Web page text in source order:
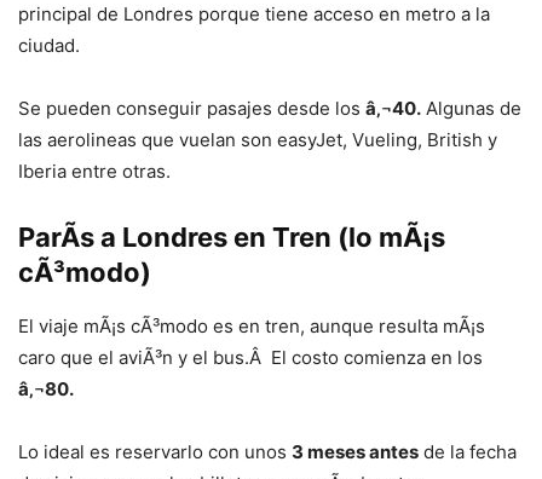
principal de Londres porque tiene acceso en metro a la
ciudad.
Se pueden conseguir pasajes desde los â‚¬40. Algunas de
las aerolineas que vuelan son easyJet, Vueling, British y
Iberia entre otras.
ParÃ­s a Londres en Tren (lo mÃ¡s
cÃ³modo)
El viaje mÃ¡s cÃ³modo es en tren, aunque resulta mÃ¡s
caro que el aviÃ³n y el bus.Â El costo comienza en los
â‚¬80.
Lo ideal es reservarlo con unos 3 meses antes de la fecha